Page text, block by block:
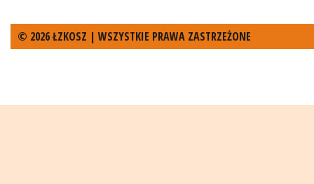
© 2026 ŁZKOSZ | WSZYSTKIE PRAWA ZASTRZEŻONE